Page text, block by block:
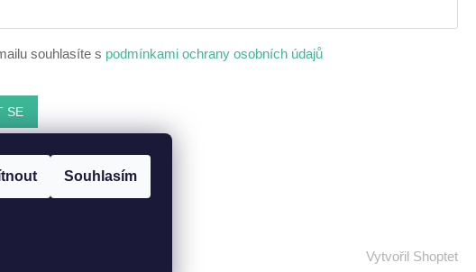
Souhlasím
souhlasíte s podmínkami ochrany osobních údajů
SE
Vytvořil Shoptet